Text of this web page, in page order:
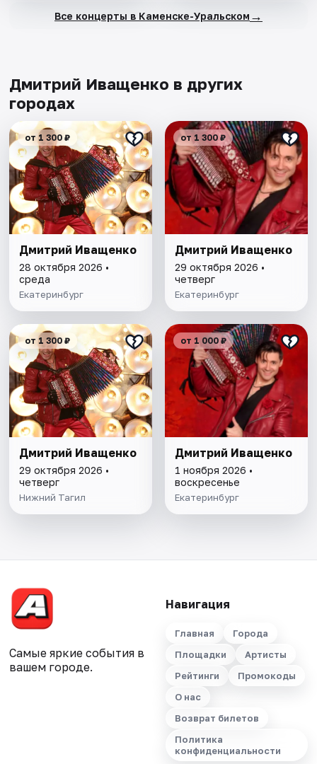
Все концерты в Каменске-Уральском →
Дмитрий Иващенко в других
городах
от 1 300 ₽
Дмитрий Иващенко
28 октября 2026 •
среда
Екатеринбург
от 1 300 ₽
Дмитрий Иващенко
29 октября 2026 •
четверг
Екатеринбург
от 1 300 ₽
Дмитрий Иващенко
29 октября 2026 •
четверг
Нижний Тагил
от 1 000 ₽
Дмитрий Иващенко
1 ноября 2026 •
воскресенье
Екатеринбург
Самые яркие события в
вашем городе.
Навигация
Главная
Города
Площадки
Артисты
Рейтинги
Промокоды
О нас
Возврат билетов
Политика
конфиденциальности